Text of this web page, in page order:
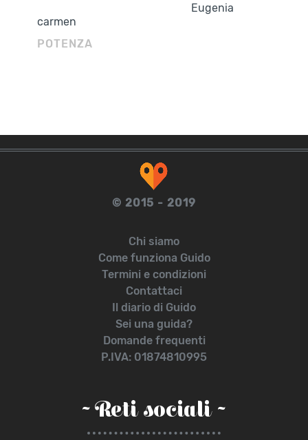
carmen
POTENZA
Eugenia
© 2015 - 2019
Chi siamo
Come funziona Guido
Termini e condizioni
Contattaci
Il diario di Guido
Sei una guida?
Domande frequenti
P.IVA: 01874810995
~ Reti sociali ~